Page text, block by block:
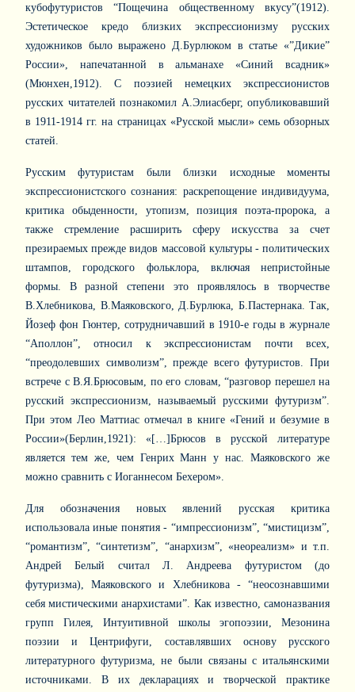
кубофутуристов “Пощечина общественному вкусу”(1912).
Эстетическое кредо близких экспрессионизму русских
художников было выражено Д.Бурлюком в статье «”Дикие”
России», напечатанной в альманахе «Синий всадник»
(Мюнхен,1912). С поэзией немецких экспрессионистов
русских читателей познакомил А.Элиасберг, опубликовавший
в 1911-1914 гг. на страницах «Русской мысли» семь обзорных
статей.
Русским футуристам были близки исходные моменты
экспрессионистского сознания: раскрепощение индивидуума,
критика обыденности, утопизм, позиция поэта-пророка, а
также стремление расширить сферу искусства за счет
презираемых прежде видов массовой культуры - политических
штампов, городского фольклора, включая непристойные
формы. В разной степени это проявлялось в творчестве
В.Хлебникова, В.Маяковского, Д.Бурлюка, Б.Пастернака. Так,
Йозеф фон Гюнтер, сотрудничавший в 1910-е годы в журнале
“Аполлон”, относил к экспрессионистам почти всех,
“преодолевших символизм”, прежде всего футуристов. При
встрече с В.Я.Брюсовым, по его словам, “разговор перешел на
русский экспрессионизм, называемый русскими футуризм”.
При этом Лео Маттиас отмечал в книге «Гений и безумие в
России»(Берлин,1921): «[…]Брюсов в русской литературе
является тем же, чем Генрих Манн у нас. Маяковского же
можно сравнить с Иоганнесом Бехером».
Для обозначения новых явлений русская критика
использовала иные понятия - “импрессионизм”, “мистицизм”,
“романтизм”, “синтетизм”, “анархизм”, «неореализм» и т.п.
Андрей Белый считал Л. Андреева футуристом (до
футуризма), Маяковского и Хлебникова - “неосознавшими
себя мистическими анархистами”. Как известно, самоназвания
групп Гилея, Интуитивной школы эгопоэзии, Мезонина
поэзии и Центрифуги, составлявших основу русского
литературного футуризма, не были связаны с итальянскими
источниками. В их декларациях и творческой практике